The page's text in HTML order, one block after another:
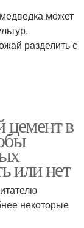
может
разделить с
цемент в
или нет
некоторые